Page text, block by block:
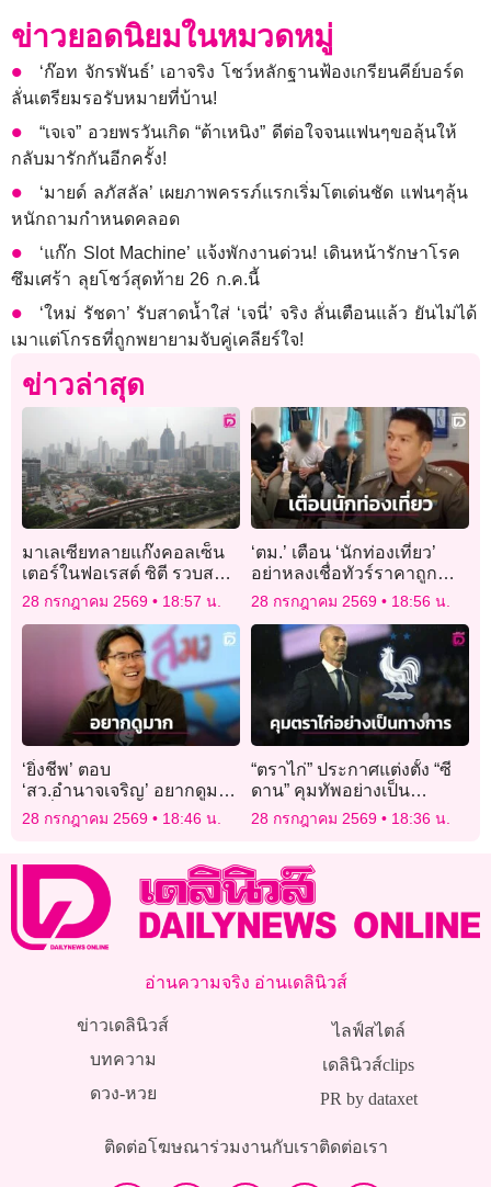
ข่าวยอดนิยมในหมวดหมู่
‘ก๊อท จักรพันธ์’ เอาจริง โชว์หลักฐานฟ้องเกรียนคีย์บอร์ด
ลั่นเตรียมรอรับหมายที่บ้าน!
“เจเจ” อวยพรวันเกิด “ต้าเหนิง” ดีต่อใจจนแฟนๆขอลุ้นให้
กลับมารักกันอีกครั้ง!
‘มายด์ ลภัสลัล’ เผยภาพครรภ์แรกเริ่มโตเด่นชัด แฟนๆลุ้น
หนักถามกำหนดคลอด
‘แก๊ก Slot Machine’ แจ้งพักงานด่วน! เดินหน้ารักษาโรค
ซึมเศร้า ลุยโชว์สุดท้าย 26 ก.ค.นี้
‘ใหม่ รัชดา’ รับสาดน้ำใส่ ‘เจนี่’ จริง ลั่นเตือนแล้ว ยันไม่ได้
เมาแต่โกรธที่ถูกพยายามจับคู่เคลียร์ใจ!
ข่าวล่าสุด
มาเลเซียทลายแก๊งคอลเซ็น
เตอร์ในฟอเรสต์ ซิตี รวบส
แกมเมอร์ 335 คน ส่วนใหญ่
ชาวจีน
28 กรกฎาคม 2569 18:57 น.
‘ตม.’ เตือน ‘นักท่องเที่ยว’
อย่าหลงเชื่อทัวร์ราคาถูก
หลังบุกช่วย 3 อินเดีย ถูก
ลักพาตัวเรียกค่าไถ่
28 กรกฎาคม 2569 18:56 น.
‘ยิ่งชีพ’ ตอบ
‘สว.อำนาจเจริญ’ อยากดูมาก
คำสั่ง กกต.ตีตกปมคุณสมบัติ
แต่มันอยู่ไหน
28 กรกฎาคม 2569 18:46 น.
“ตราไก่” ประกาศแต่งตั้ง “ซี
ดาน” คุมทัพอย่างเป็น
ทางการยาวยันจบฟุตบอล
โลก 2030
28 กรกฎาคม 2569 18:36 น.
อ่านความจริง อ่านเดลินิวส์
ข่าวเดลินิวส์
บทความ
ดวง-หวย
ไลฟ์สไตล์
เดลินิวส์clips
PR by dataxet
ติดต่อโฆษณาร่วมงานกับเราติดต่อเรา